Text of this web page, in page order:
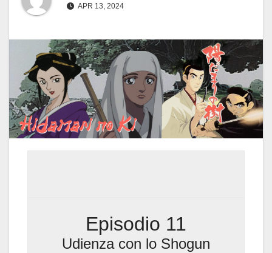
APR 13, 2024
Episodio 11
Udienza con lo Shogun